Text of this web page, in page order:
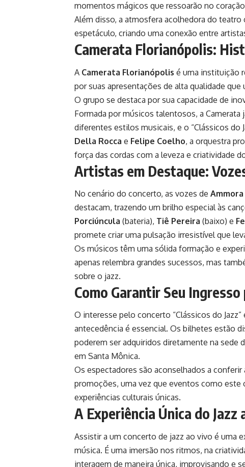
momentos mágicos que ressoarão no
Além disso, a atmosfera acolhedora do
espetáculo, criando uma conexão entre
Camerata Florianópolis:
A Camerata Florianópolis é uma instituição
por suas apresentações de alta qualidade
O grupo se destaca por sua capacidade de
Formada por músicos talentosos, a
diferentes estilos musicais, e o “Clássicos do
Della Rocca e Felipe Coelho, a orquestra
força das cordas com a leveza e criatividade
Artistas em Destaque:
No cenário do concerto, as vozes de
destacam, trazendo um brilho especial às
Porciúncula (bateria), Tiê Pereira (baixo) e
promete criar uma pulsação irresistível que
Os músicos têm uma sólida formação e
apenas relembra grandes sucessos, mas
sobre o jazz.
Como Garantir Seu
O interesse pelo concerto “Clássicos do
antecedência é essencial. Os bilhetes estão
poderem ser adquiridos diretamente na sede
em Santa Mônica.
Os espectadores são aconselhados a
promoções, uma vez que eventos como
experiências culturais únicas.
A Experiência Única do Jazz
Assistir a um concerto de jazz ao vivo é uma
música. É uma imersão nos ritmos, na
interagem de maneira única, improvisando e